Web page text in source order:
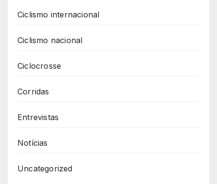
Ciclismo internacional
Ciclismo nacional
Ciclocrosse
Corridas
Entrevistas
Notícias
Uncategorized